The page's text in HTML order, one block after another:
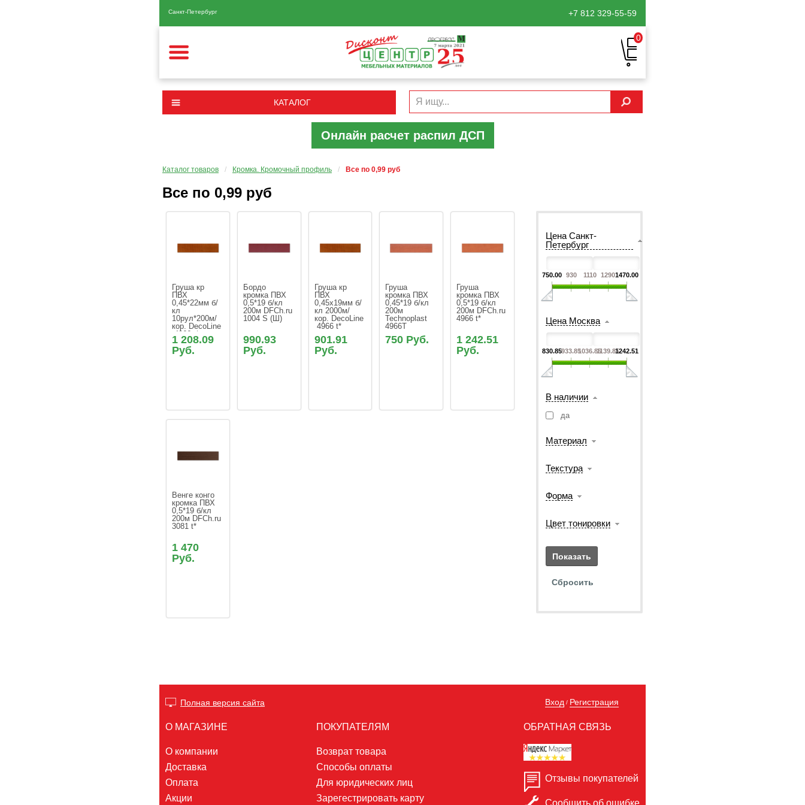
Санкт-Петербург +7 812 329-55-59
0
КАТАЛОГ
Онлайн расчет распил ДСП
Каталог товаров / Кромка. Кромочный профиль / Все по 0,99 руб
Все по 0,99 руб
Цена Санкт-
Петербург
750.00 930 1110 12901470.00
Цена Москва
830.85933.851036.851139.851242.51
В наличии
да
Материал
Текстура
Форма
Цвет тонировки
Груша кр
ПВХ
0,45*22мм б/
кл
10рул*200м/
кор. DecoLine
4966 t*
1 208.09
Руб.
Бордо
кромка ПВХ
0,5*19 б/кл
200м DFCh.ru
1004 S (Ш)
990.93
Руб.
Груша кр
ПВХ
0,45х19мм б/
кл 2000м/
кор. DecoLine
4966 t*
901.91
Руб.
Груша
кромка ПВХ
0,45*19 б/кл
200м
Technoplast
4966T
750 Руб.
Груша
кромка ПВХ
0,5*19 б/кл
200м DFCh.ru
4966 t*
1 242.51
Руб.
Венге конго
кромка ПВХ
0,5*19 б/кл
200м DFCh.ru
3081 t*
1 470
Руб.
Полная версия сайта Вход / Регистрация
О МАГАЗИНЕ
О компании
Доставка
Оплата
Акции
ПОКУПАТЕЛЯМ
Возврат товара
Способы оплаты
Для юридических лиц
Зарегестрировать карту
ОБРАТНАЯ СВЯЗЬ
Отзывы покупателей
Сообщить об ошибке